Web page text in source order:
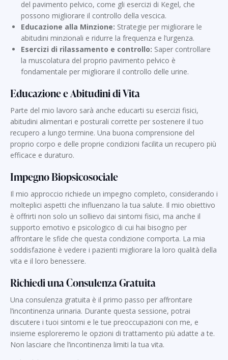
del pavimento pelvico, come gli esercizi di Kegel, che
possono migliorare il controllo della vescica.
Educazione alla Minzione: Strategie per migliorare le
abitudini minzionali e ridurre la frequenza e l’urgenza.
Esercizi di rilassamento e controllo: Saper controllare
la muscolatura del proprio pavimento pelvico è
fondamentale per migliorare il controllo delle urine.
Educazione e Abitudini di Vita
Parte del mio lavoro sarà anche educarti su esercizi fisici,
abitudini alimentari e posturali corrette per sostenere il tuo
recupero a lungo termine. Una buona comprensione del
proprio corpo e delle proprie condizioni facilita un recupero più
efficace e duraturo.
Impegno Biopsicosociale
Il mio approccio richiede un impegno completo, considerando i
molteplici aspetti che influenzano la tua salute. Il mio obiettivo
è offrirti non solo un sollievo dai sintomi fisici, ma anche il
supporto emotivo e psicologico di cui hai bisogno per
affrontare le sfide che questa condizione comporta. La mia
soddisfazione è vedere i pazienti migliorare la loro qualità della
vita e il loro benessere.
Richiedi una Consulenza Gratuita
Una consulenza gratuita è il primo passo per affrontare
l’incontinenza urinaria. Durante questa sessione, potrai
discutere i tuoi sintomi e le tue preoccupazioni con me, e
insieme esploreremo le opzioni di trattamento più adatte a te.
Non lasciare che l’incontinenza limiti la tua vita.